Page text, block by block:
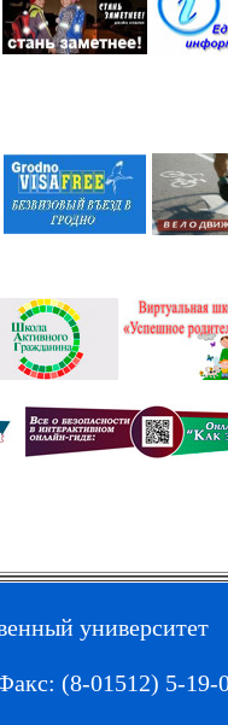
университет
(8-01512) 5-19-